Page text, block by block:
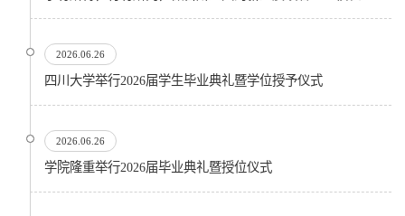
2026.06.26
四川大学举行2026届学生毕业典礼暨学位授予仪式
2026.06.26
​学院隆重举行2026届毕业典礼暨授位仪式